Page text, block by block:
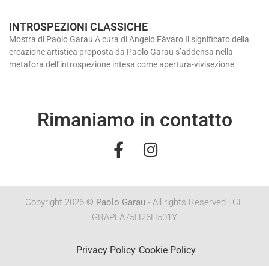
INTROSPEZIONI CLASSICHE
Mostra di Paolo Garau A cura di Angelo Fàvaro Il significato della
creazione artistica proposta da Paolo Garau s’addensa nella
metafora dell’introspezione intesa come apertura-vivisezione
Rimaniamo in contatto
Copyright 2026 © Paolo Garau - All rights Reserved | CF.
GRAPLA75H26H501Y
Privacy Policy Cookie Policy